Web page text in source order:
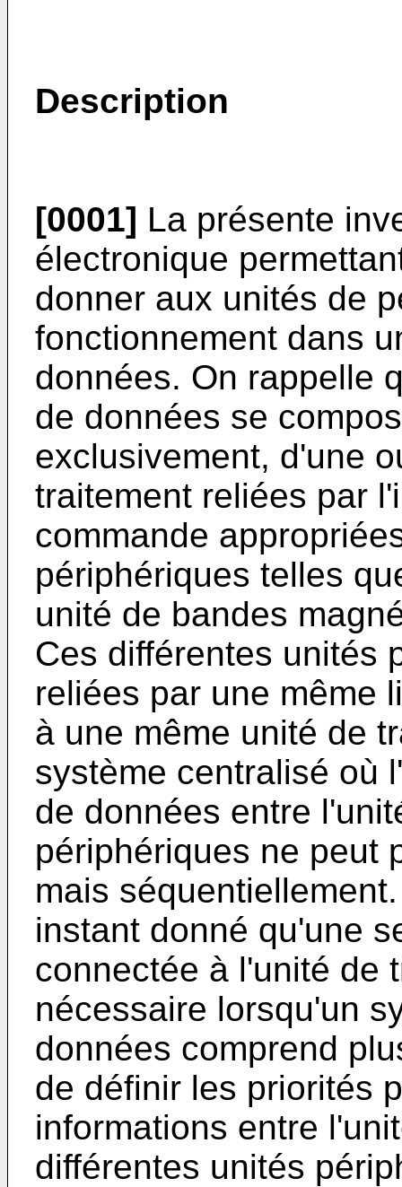
Description
[0001] La présente
électronique
donner aux unités de
fonctionnement dans
données. On rappelle
de données se
exclusivement, d'une
traitement reliées par
commande
périphériques telles
unité de bandes
Ces différentes unités
reliées par une même
à une même unité de
système centralisé où
de données entre
périphériques ne peut
mais
instant donné qu'une
connectée à l'unité de
nécessaire lorsqu'un
données comprend
de définir les priorités
informations entre
différentes unités